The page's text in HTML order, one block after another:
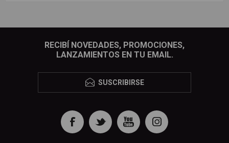
RECIBÍ NOVEDADES, PROMOCIONES,
LANZAMIENTOS EN TU EMAIL.
SUSCRIBIRSE